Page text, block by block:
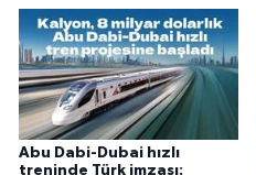
Abu Dabi-Dubai hızlı
treninde Türk imzası: